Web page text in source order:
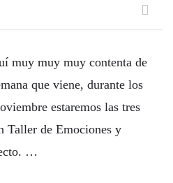
muy muy muy contenta de
que viene, durante los
estaremos las tres
Taller de Emociones y
…